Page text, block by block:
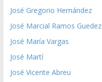
José Gregorio Hernández
José Marcial Ramos Guedez
José María Vargas
José Martí
José Vicente Abreu